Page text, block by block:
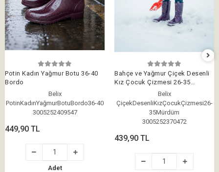
Potin Kadın Yağmur Botu 36-40
Bordo
Belix
PotinKadınYağmurBotuBordo36-40
3005252409547
449,90 TL
Adet
Bahçe ve Yağmur Çiçek Desenli
Kız Çocuk Çizmesi 26-35
Belix
ÇiçekDesenliKızÇocukÇizmesi26-
35Mürdüm
3005252370472
439,90 TL